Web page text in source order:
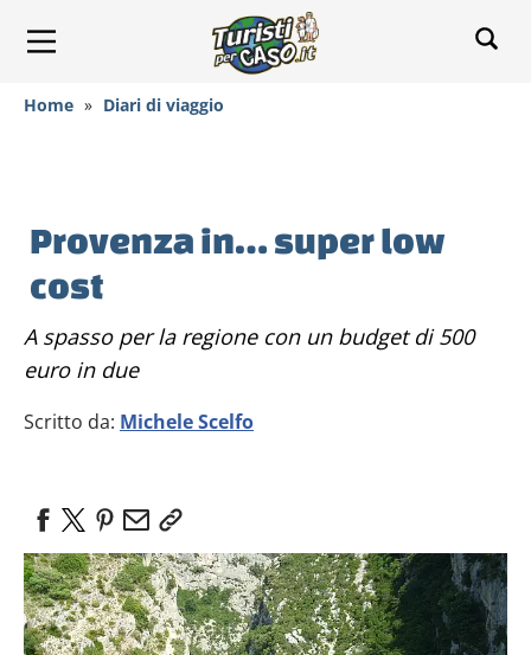
Home » Diari di viaggio
Provenza in… super low
cost
A spasso per la regione con un budget di 500
euro in due
Scritto da: Michele Scelfo